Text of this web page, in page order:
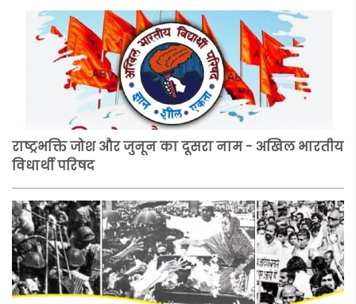
राष्ट्रभक्ति जोश और जुनून का दूसरा नाम - अखिल भारतीय
विधार्थी परिषद